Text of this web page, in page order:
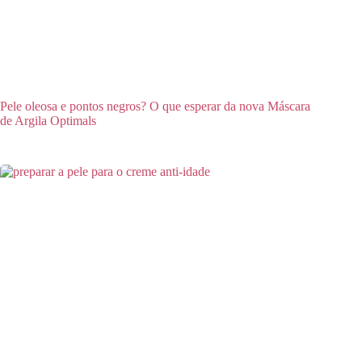
Pele oleosa e pontos negros? O que esperar da nova Máscara
de Argila Optimals